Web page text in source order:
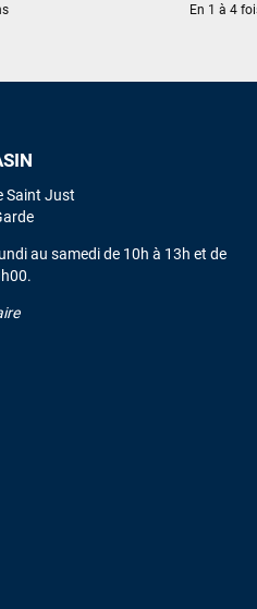
En 1 à 4
Saint Just
au samedi de 10h à 13h et de